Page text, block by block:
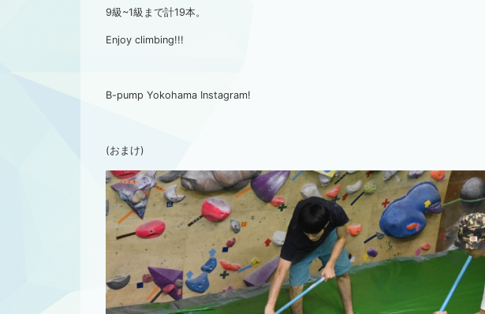
9級~1級まで計19本。
Enjoy climbing!!!
B-pump Yokohama Instagram!
(おまけ)